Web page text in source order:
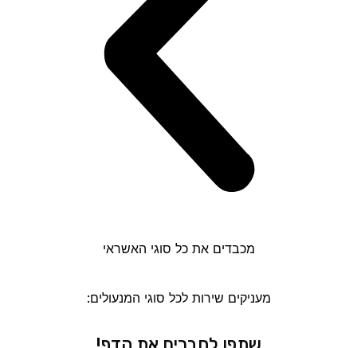
מכבדים את כל סוגי האשראי
מעניקים שירות לכל סוגי המנעולים: